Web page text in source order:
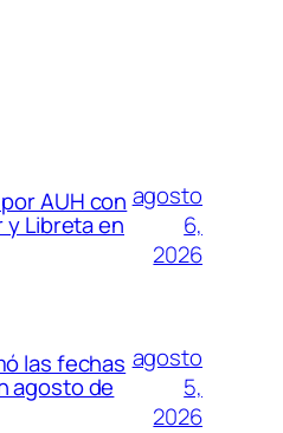
AUH con
Libreta en
agosto
6,
2026
las fechas
agosto de
agosto
5,
2026